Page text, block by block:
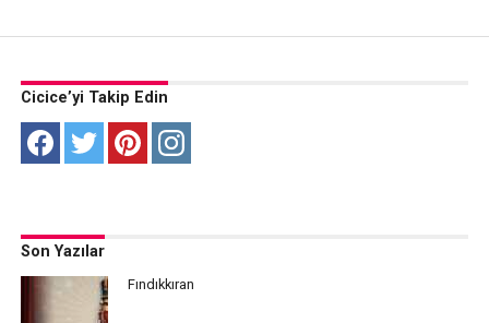
Cicice’yi Takip Edin
Son Yazılar
Fındıkkıran